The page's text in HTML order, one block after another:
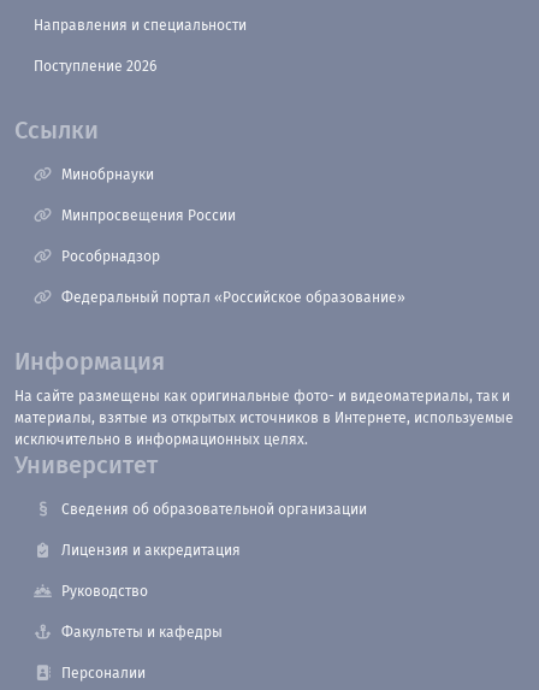
Направления и специальности
Поступление 2026
Ссылки
Минобрнауки
Минпросвещения России
Рособрнадзор
Федеральный портал «Российское образование»
Информация
На сайте размещены как оригинальные фото- и видеоматериалы, так и
материалы, взятые из открытых источников в Интернете, используемые
исключительно в информационных целях.
Университет
Сведения об образовательной организации
Лицензия и аккредитация
Руководство
Факультеты и кафедры
Персоналии